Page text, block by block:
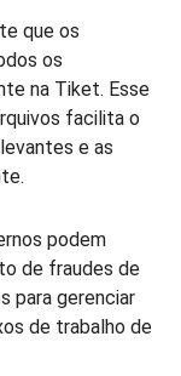
que os
os
na Tiket. Esse
facilita o
e as
podem
de fraudes de
para gerenciar
de trabalho de